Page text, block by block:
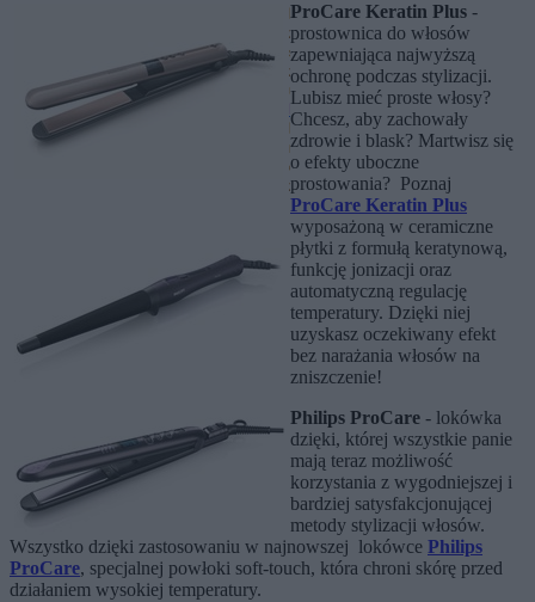
ProCare Keratin Plus -
prostownica do włosów
zapewniająca najwyższą
ochronę podczas stylizacji.
Lubisz mieć proste włosy?
Chcesz, aby zachowały
zdrowie i blask? Martwisz się
o efekty uboczne
prostowania? Poznaj
ProCare Keratin Plus
wyposażoną w ceramiczne
płytki z formułą keratynową,
funkcję jonizacji oraz
automatyczną regulację
temperatury. Dzięki niej
uzyskasz oczekiwany efekt
bez narażania włosów na
zniszczenie!
Philips ProCare - lokówka
dzięki, której wszystkie panie
mają teraz możliwość
korzystania z wygodniejszej i
bardziej satysfakcjonującej
metody stylizacji włosów.
Wszystko dzięki zastosowaniu w najnowszej lokówce Philips
ProCare, specjalnej powłoki soft-touch, która chroni skórę przed
działaniem wysokiej temperatury.